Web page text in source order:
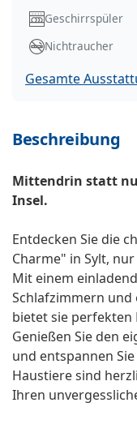
Geschirrspüler
Nichtraucher
Gesamte
Beschreibung
Mittendrin statt
Insel.
Entdecken Sie die
Charme" in Sylt,
Mit einem
Schlafzimmern und
bietet sie perfekten
Genießen Sie den
und entspannen
Haustiere sind
Ihren